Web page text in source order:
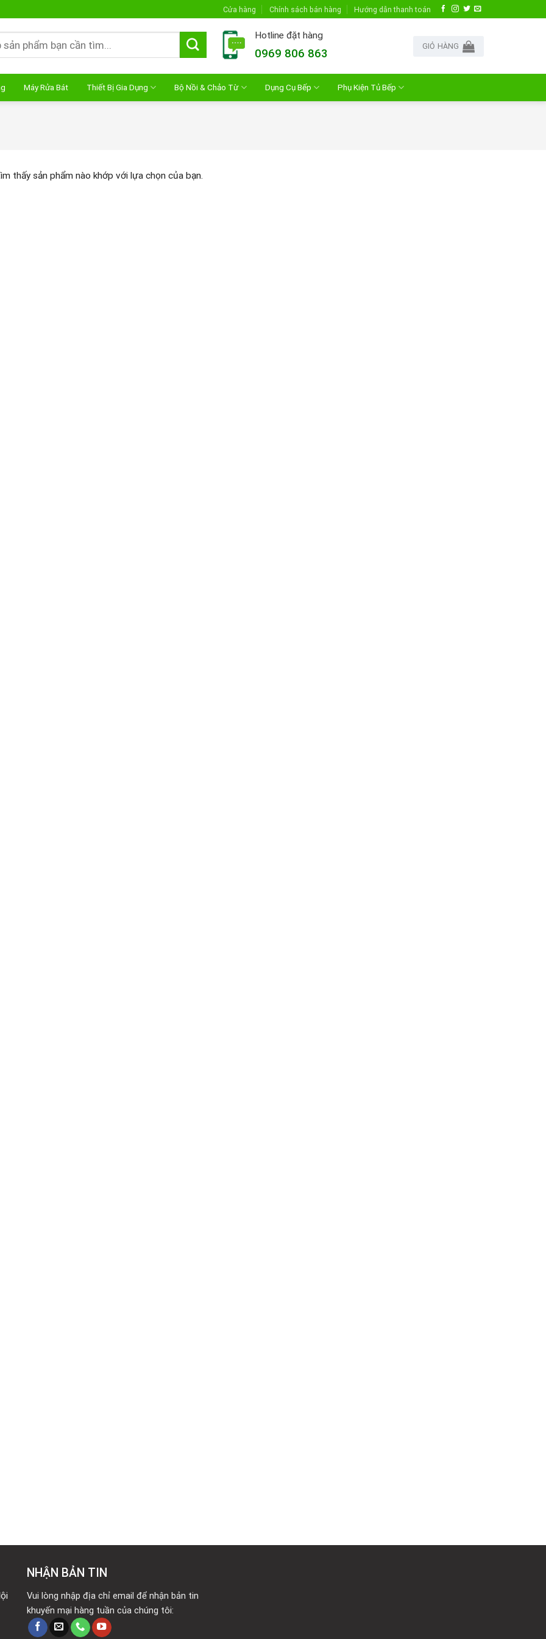
Cửa hàng Chính sách bán hàng Hướng dẫn thanh toán
Hotline đặt hàng
0969 806 863
GIỎ HÀNG
Máy Rửa Bát Thiết Bị Gia Dụng Bộ Nồi & Chảo Từ Dụng Cụ Bếp Phụ Kiện Tủ Bếp
thấy sản phẩm nào khớp với lựa chọn của bạn.
NHẬN BẢN TIN
Vui lòng nhập địa chỉ email để nhận bản tin
khuyến mại hàng tuần của chúng tôi: